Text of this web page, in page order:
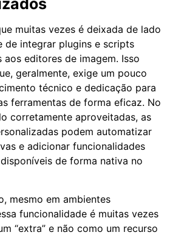
muitas vezes é deixada de lado
de integrar plugins e scripts
aos editores de imagem. Isso
geralmente, exige um pouco
técnico e dedicação para
ferramentas de forma eficaz. No
corretamente aproveitadas, as
podem automatizar
e adicionar funcionalidades
de forma nativa no
mesmo em ambientes
funcionalidade é muitas vezes
“extra” e não como um recurso